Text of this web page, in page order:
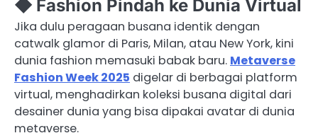
◆ Fashion Pindah ke Dunia Virtual
Jika dulu peragaan busana identik dengan
catwalk glamor di Paris, Milan, atau New York, kini
dunia fashion memasuki babak baru. Metaverse
Fashion Week 2025 digelar di berbagai platform
virtual, menghadirkan koleksi busana digital dari
desainer dunia yang bisa dipakai avatar di dunia
metaverse.